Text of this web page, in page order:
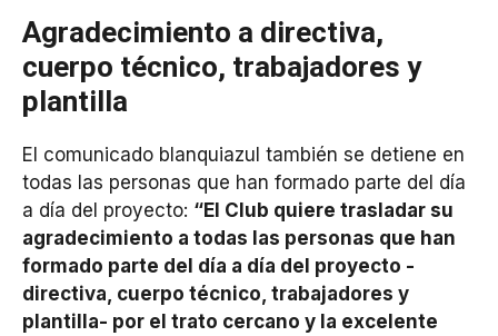
Agradecimiento a directiva,
cuerpo técnico, trabajadores y
plantilla
El comunicado blanquiazul también se detiene en
todas las personas que han formado parte del día
a día del proyecto: “El Club quiere trasladar su
agradecimiento a todas las personas que han
formado parte del día a día del proyecto -
directiva, cuerpo técnico, trabajadores y
plantilla- por el trato cercano y la excelente